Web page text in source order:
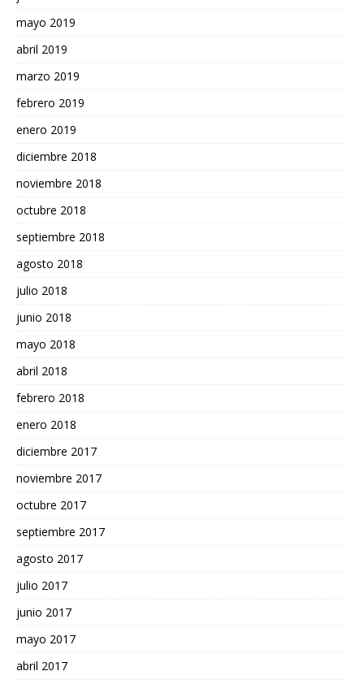
mayo 2019
abril 2019
marzo 2019
febrero 2019
enero 2019
diciembre 2018
noviembre 2018
octubre 2018
septiembre 2018
agosto 2018
julio 2018
junio 2018
mayo 2018
abril 2018
febrero 2018
enero 2018
diciembre 2017
noviembre 2017
octubre 2017
septiembre 2017
agosto 2017
julio 2017
junio 2017
mayo 2017
abril 2017